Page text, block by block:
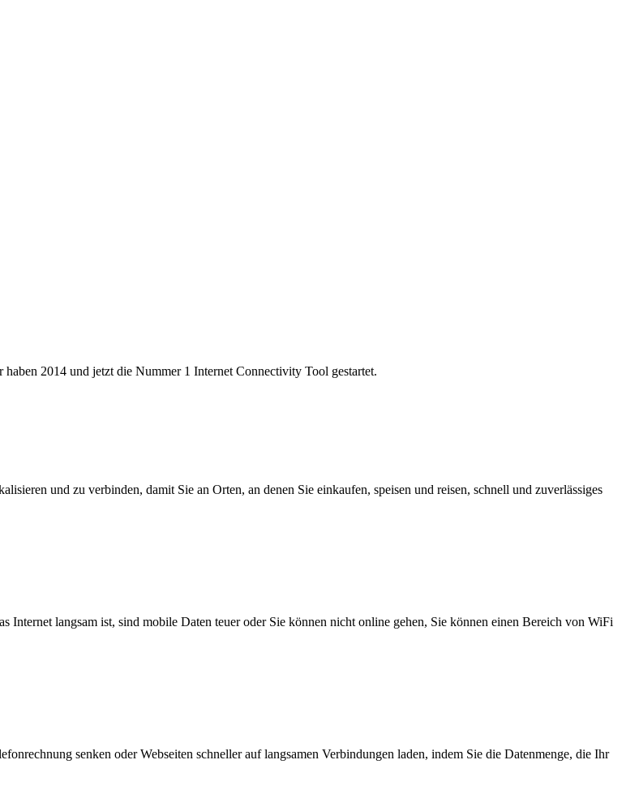
2014 und jetzt die Nummer 1 Internet Connectivity Tool gestartet.
und zu verbinden, damit Sie an Orten, an denen Sie einkaufen, speisen und reisen, schnell und zuverlässiges
langsam ist, sind mobile Daten teuer oder Sie können nicht online gehen, Sie können einen Bereich von WiFi
senken oder Webseiten schneller auf langsamen Verbindungen laden, indem Sie die Datenmenge, die Ihr